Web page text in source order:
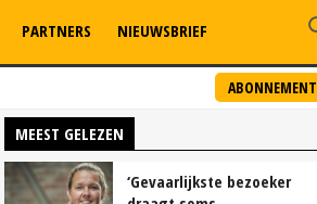
ABONNEMENT
PARTNERS NIEUWSBRIEF
MEEST GELEZEN
‘Gevaarlijkste bezoeker